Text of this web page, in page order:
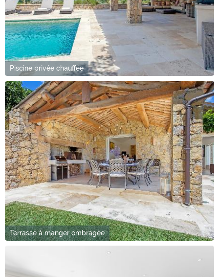
Piscine privée chauffée
Terrasse à manger ombragée